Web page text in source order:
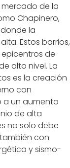
de la
Chapinero,
la
Estos barrios,
de
alto nivel. La
es la creación
con
a un aumento
de alta
no solo debe
con
y sismo-